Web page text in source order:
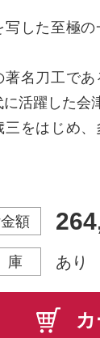
写した至極
著名刀工で
活躍した会
三をはじめ
様■
】HM-A兼定
額
庫 あり